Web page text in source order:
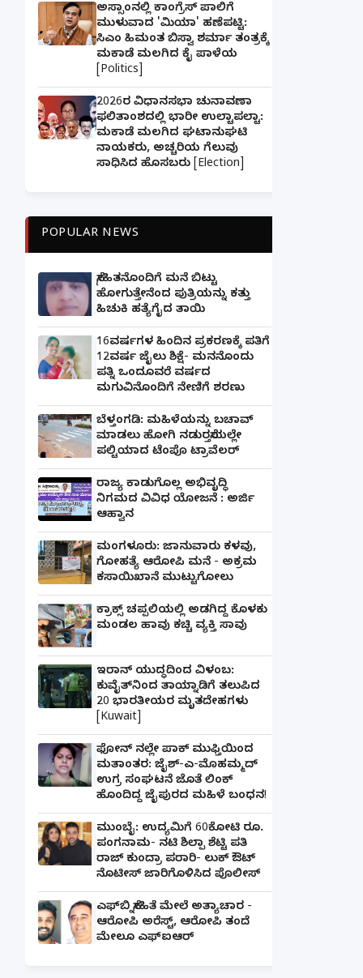
ಅಸ್ಸಾಂನಲ್ಲಿ ಕಾಂಗ್ರೆಸ್ ಪಾಲಿಗೆ
ಮುಳುವಾದ 'ಮಿಯಾ' ಹಣೆಪಟ್ಟಿ:
ಸಿಎಂ ಹಿಮಂತ ಬಿಸ್ವಾ ಶರ್ಮಾ ತಂತ್ರಕ್ಕೆ
ಮಕಾಡೆ ಮಲಗಿದ ಕೈ ಪಾಳೆಯ
[Politics]
2026ರ ವಿಧಾನಸಭಾ ಚುನಾವಣಾ
ಫಲಿತಾಂಶದಲ್ಲಿ ಭಾರೀ ಉಲ್ಟಾಪಲ್ಟಾ:
ಮಕಾಡೆ ಮಲಗಿದ ಘಟಾನುಘಟಿ
ನಾಯಕರು, ಅಚ್ಚರಿಯ ಗೆಲುವು
ಸಾಧಿಸಿದ ಹೊಸಬರು [Election]
POPULAR NEWS
ಸ್ನೇಹಿತನೊಂದಿಗೆ ಮನೆ ಬಿಟ್ಟು
ಹೋಗುತ್ತೇನೆಂದ ಪುತ್ರಿಯನ್ನು ಕತ್ತು
ಹಿಚುಕಿ ಹತ್ಯೆಗೈದ ತಾಯಿ
16ವರ್ಷಗಳ ಹಿಂದಿನ ಪ್ರಕರಣಕ್ಕೆ ಪತಿಗೆ
12ವರ್ಷ ಜೈಲು ಶಿಕ್ಷೆ- ಮನನೊಂದು
ಪತ್ನಿ ಒಂದೂವರೆ ವರ್ಷದ
ಮಗುವಿನೊಂದಿಗೆ ನೇಣಿಗೆ ಶರಣು
ಬೆಳ್ತಂಗಡಿ: ಮಹಿಳೆಯನ್ನು ಬಚಾವ್
ಮಾಡಲು ಹೋಗಿ ನಡುರಸ್ತೆಯಲ್ಲೇ
ಪಲ್ಟಿಯಾದ ಟೆಂಪೊ ಟ್ರಾವೆಲರ್
ರಾಜ್ಯ ಕಾಡುಗೊಲ್ಲ ಅಭಿವೃದ್ಧಿ
ನಿಗಮದ ವಿವಿಧ ಯೋಜನೆ : ಅರ್ಜಿ
ಆಹ್ವಾನ
ಮಂಗಳೂರು: ಜಾನುವಾರು ಕಳವು,
ಗೋಹತ್ಯೆ ಆರೋಪಿ ಮನೆ - ಅಕ್ರಮ
ಕಸಾಯಿಖಾನೆ ಮುಟ್ಟುಗೋಲು
ಕ್ರಾಕ್ಸ್ ಚಪ್ಪಲಿಯಲ್ಲಿ ಅಡಗಿದ್ದ ಕೊಳಕು
ಮಂಡಲ ಹಾವು ಕಚ್ಚಿ ವ್ಯಕ್ತಿ ಸಾವು
ಇರಾನ್ ಯುದ್ಧದಿಂದ ವಿಳಂಬ:
ಕುವೈತ್‌ನಿಂದ ತಾಯ್ನಾಡಿಗೆ ತಲುಪಿದ
20 ಭಾರತೀಯರ ಮೃತದೇಹಗಳು
[Kuwait]
ಫೋನ್ ನಲ್ಲೇ ಪಾಕ್ ಮುಫ್ತಿಯಿಂದ
ಮತಾಂತರ: ಜೈಶ್-ಎ-ಮೊಹಮ್ಮದ್
ಉಗ್ರ ಸಂಘಟನೆ ಜೊತೆ ಲಿಂಕ್
ಹೊಂದಿದ್ದ ಜೈಪುರದ ಮಹಿಳೆ ಬಂಧನ!
ಮುಂಬೈ: ಉದ್ಯಮಿಗೆ 60ಕೋಟಿ ರೂ.
ಪಂಗನಾಮ- ನಟಿ ಶಿಲ್ಪಾ ಶೆಟ್ಟಿ ಪತಿ
ರಾಜ್ ಕುಂದ್ರಾ ಪರಾರಿ- ಲುಕ್ ಔಟ್
ನೊಟೀಸ್ ಜಾರಿಗೊಳಿಸಿದ ಪೊಲೀಸ್
ಎಫ್‌ಬಿ ಸ್ನೇಹಿತೆ ಮೇಲೆ ಅತ್ಯಾಚಾರ -
ಆರೋಪಿ ಅರೆಸ್ಟ್, ಆರೋಪಿ ತಂದೆ
ಮೇಲೂ ಎಫ್ಐಆರ್